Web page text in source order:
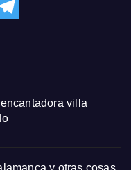
villa
y otras cosas